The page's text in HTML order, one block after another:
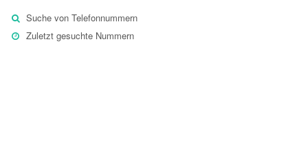
Suche von Telefonnummern
Zuletzt gesuchte Nummern